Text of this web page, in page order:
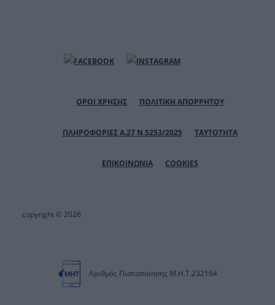
ΟΡΟΙ ΧΡΗΣΗΣ ΠΟΛΙΤΙΚΗ ΑΠΟΡΡΗΤΟΥ
ΠΛΗΡΟΦΟΡΙΕΣ Α.27 Ν.5253/2025 ΤΑΥΤΟΤΗΤΑ
ΕΠΙΚΟΙΝΩΝΙΑ COOKIES
copyright © 2026
Αριθμός Πιστοποίησης Μ.Η.Τ.232164